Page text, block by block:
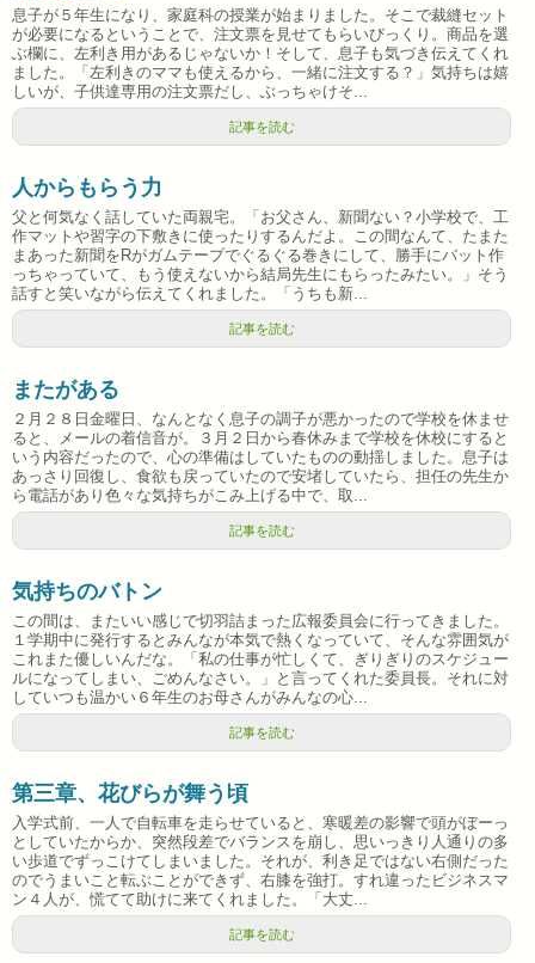
息子が５年生になり、家庭科の授業が始まりました。そこで裁縫セット
が必要になるということで、注文票を見せてもらいびっくり。商品を選
ぶ欄に、左利き用があるじゃないか！そして、息子も気づき伝えてくれ
ました。「左利きのママも使えるから、一緒に注文する？」気持ちは嬉
しいが、子供達専用の注文票だし、ぶっちゃけそ...
記事を読む
人からもらう力
父と何気なく話していた両親宅。「お父さん、新聞ない？小学校で、工
作マットや習字の下敷きに使ったりするんだよ。この間なんて、たまた
まあった新聞をRがガムテープでぐるぐる巻きにして、勝手にバット作
っちゃっていて、もう使えないから結局先生にもらったみたい。」そう
話すと笑いながら伝えてくれました。「うちも新...
記事を読む
またがある
２月２８日金曜日、なんとなく息子の調子が悪かったので学校を休ませ
ると、メールの着信音が。３月２日から春休みまで学校を休校にすると
いう内容だったので、心の準備はしていたものの動揺しました。息子は
あっさり回復し、食欲も戻っていたので安堵していたら、担任の先生か
ら電話があり色々な気持ちがこみ上げる中で、取...
記事を読む
気持ちのバトン
この間は、またいい感じで切羽詰まった広報委員会に行ってきました。
１学期中に発行するとみんなが本気で熱くなっていて、そんな雰囲気が
これまた優しいんだな。「私の仕事が忙しくて、ぎりぎりのスケジュー
ルになってしまい、ごめんなさい。」と言ってくれた委員長。それに対
していつも温かい６年生のお母さんがみんなの心...
記事を読む
第三章、花びらが舞う頃
入学式前、一人で自転車を走らせていると、寒暖差の影響で頭がぼーっ
としていたからか、突然段差でバランスを崩し、思いっきり人通りの多
い歩道でずっこけてしまいました。それが、利き足ではない右側だった
のでうまいこと転ぶことができず、右膝を強打。すれ違ったビジネスマ
ン４人が、慌てて助けに来てくれました。「大丈...
記事を読む